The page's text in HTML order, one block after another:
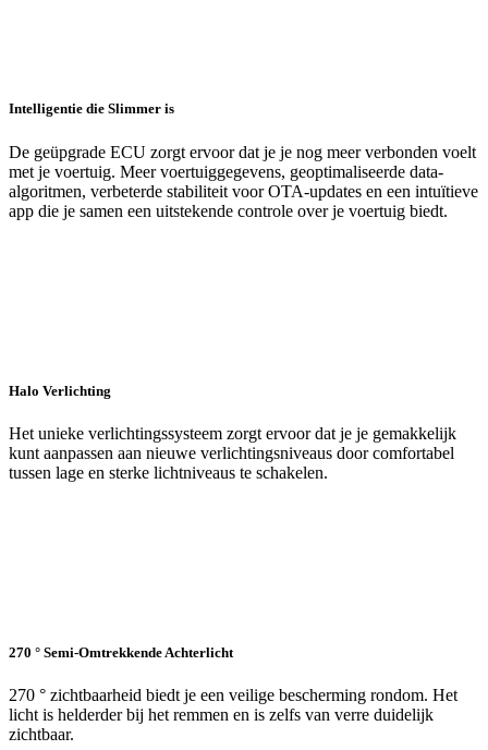
Intelligentie die Slimmer is
De geüpgrade ECU zorgt ervoor dat je je nog meer verbonden voelt
met je voertuig. Meer voertuiggegevens, geoptimaliseerde data-
algoritmen, verbeterde stabiliteit voor OTA-updates en een intuïtieve
app die je samen een uitstekende controle over je voertuig biedt.
Halo Verlichting
Het unieke verlichtingssysteem zorgt ervoor dat je je gemakkelijk
kunt aanpassen aan nieuwe verlichtingsniveaus door comfortabel
tussen lage en sterke lichtniveaus te schakelen.
270 ° Semi-Omtrekkende Achterlicht
270 ° zichtbaarheid biedt je een veilige bescherming rondom. Het
licht is helderder bij het remmen en is zelfs van verre duidelijk
zichtbaar.